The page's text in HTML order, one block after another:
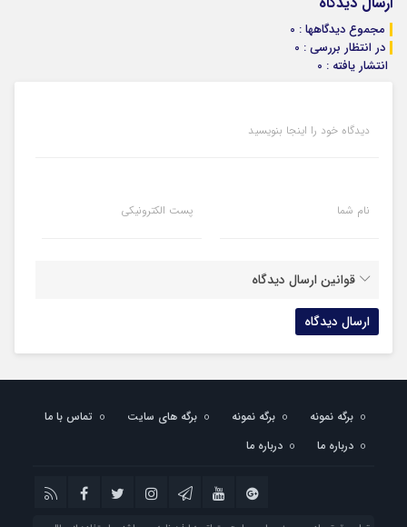
مجموع دیدگاهها : 0
در انتظار بررسی : 0
انتشار یافته : 0
دیدگاه خود را اینجا بنویسید
نام شما پست الکترونیکی
قوانین ارسال دیدگاه
برگه نمونه برگه نمونه برگه های سایت
تماس با ما
درباره ما
درباره ما